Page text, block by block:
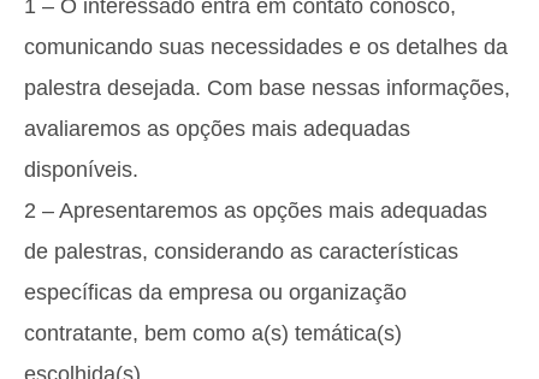
1 – O interessado entra em contato conosco,
comunicando suas necessidades e os detalhes da
palestra desejada. Com base nessas informações,
avaliaremos as opções mais adequadas
disponíveis.
2 – Apresentaremos as opções mais adequadas
de palestras, considerando as características
específicas da empresa ou organização
contratante, bem como a(s) temática(s)
escolhida(s).